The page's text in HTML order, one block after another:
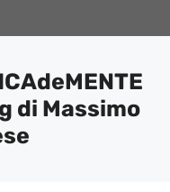
di Massimo